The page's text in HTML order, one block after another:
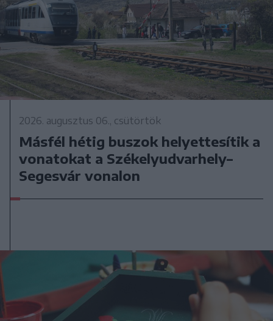
2026. augusztus 06., csütörtök
Másfél hétig buszok helyettesítik a
vonatokat a Székelyudvarhely–
Segesvár vonalon